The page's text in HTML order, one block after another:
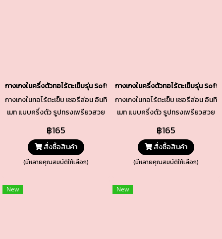
กางเกงในครึ่งตัวทอไร้ตะเข็บรุ่น Soft & Stretch สีนู้ดเข้ม รหัส TSUD05-DN
กางเกงในทอไร้ตะเข็บ เชอรีล่อน อินทิ
เมท แบบครึ่งตัว รูปทรงเพรียวสวย
เนื้อผ้าทอกระชับ เบาสบาย เนียนแนบ
ยืดหยุ่นพอดี ทั้งช่วงเอวและขอบขา
ช่วงเป้าซับด้วยผ้า Cotton คุณภาพ
ดี
฿165
สั่งซื้อสินค้า
(มีหลายคุณสมบัติให้เลือก)
กางเกงในครึ่งตัวทอไร้ตะเข็บรุ่น
กางเกงในทอไร้ตะเข็บ เชอรีล่อน อินทิ
เมท แบบครึ่งตัว รูปทรงเพรียวสวย
เนื้อผ้าทอกระชับ เบาสบาย เนียนแนบ
ยืดหยุ่นพอดี ทั้งช่วงเอวและขอบขา
ช่วงเป้าซับด้วยผ้า Cotton คุณภาพ
ดี
฿165
สั่งซื้อสินค้า
(มีหลายคุณสมบัติให้เลือก)
New New